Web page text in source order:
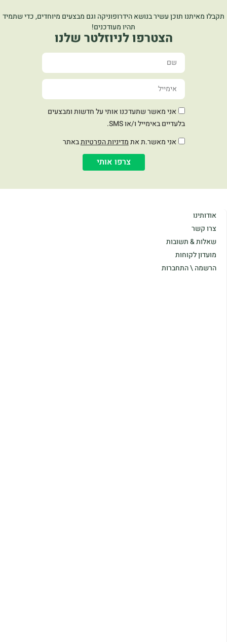
תקבלו מאיתנו תוכן עשיר בנושא הידרופוניקה וגם מבצעים מיוחדים, כדי שתמיד
תהיו מעודכנים!
הצטרפו לניוזלטר שלנו
אני מאשר שתעדכנו אותי על חדשות ומבצעים
בלעדיים באימייל ו/או SMS.
אני מאשר.ת אתמדיניות הפרטיותבאתר
צרפו אותי
אודותינו
צרו קשר
שאלות & תשובות
מועדון לקוחות
הרשמה \ התחברות